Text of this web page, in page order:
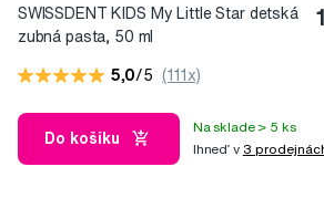
SWISSDENT KIDS My Little Star detská
zubná pasta, 50 ml
5,0/5 (111x)
Do košíku
Na sklade > 5 ks
Ihneď v 3